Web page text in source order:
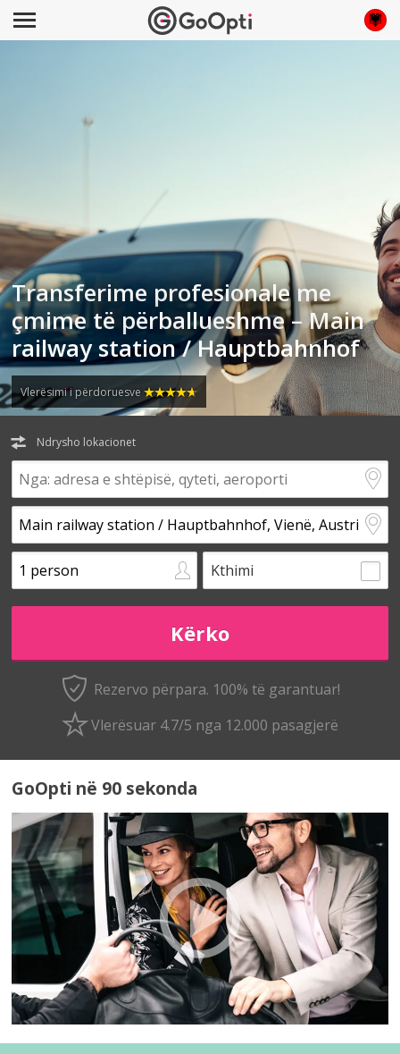
Transferime profesionale me
çmime të përballueshme – Main
railway station / Hauptbahnhof
Vlerësimi i përdoruesve
Ndrysho lokacionet
Kthimi
Rezervo përpara. 100% të garantuar!
Vlerësuar 4.7/5 nga 12.000 pasagjerë
GoOpti në 90 sekonda